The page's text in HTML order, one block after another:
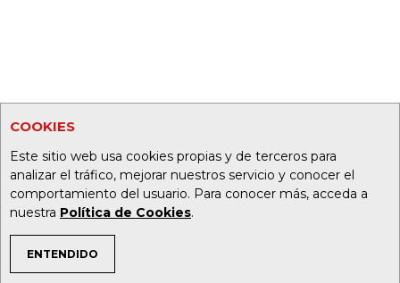
COOKIES
Este sitio web usa cookies propias y de terceros para
analizar el tráfico, mejorar nuestros servicio y conocer el
comportamiento del usuario. Para conocer más, acceda a
nuestra Política de Cookies.
ENTENDIDO
TEMAS DE INTERÉS